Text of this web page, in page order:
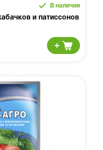
В наличии
и патиссонов